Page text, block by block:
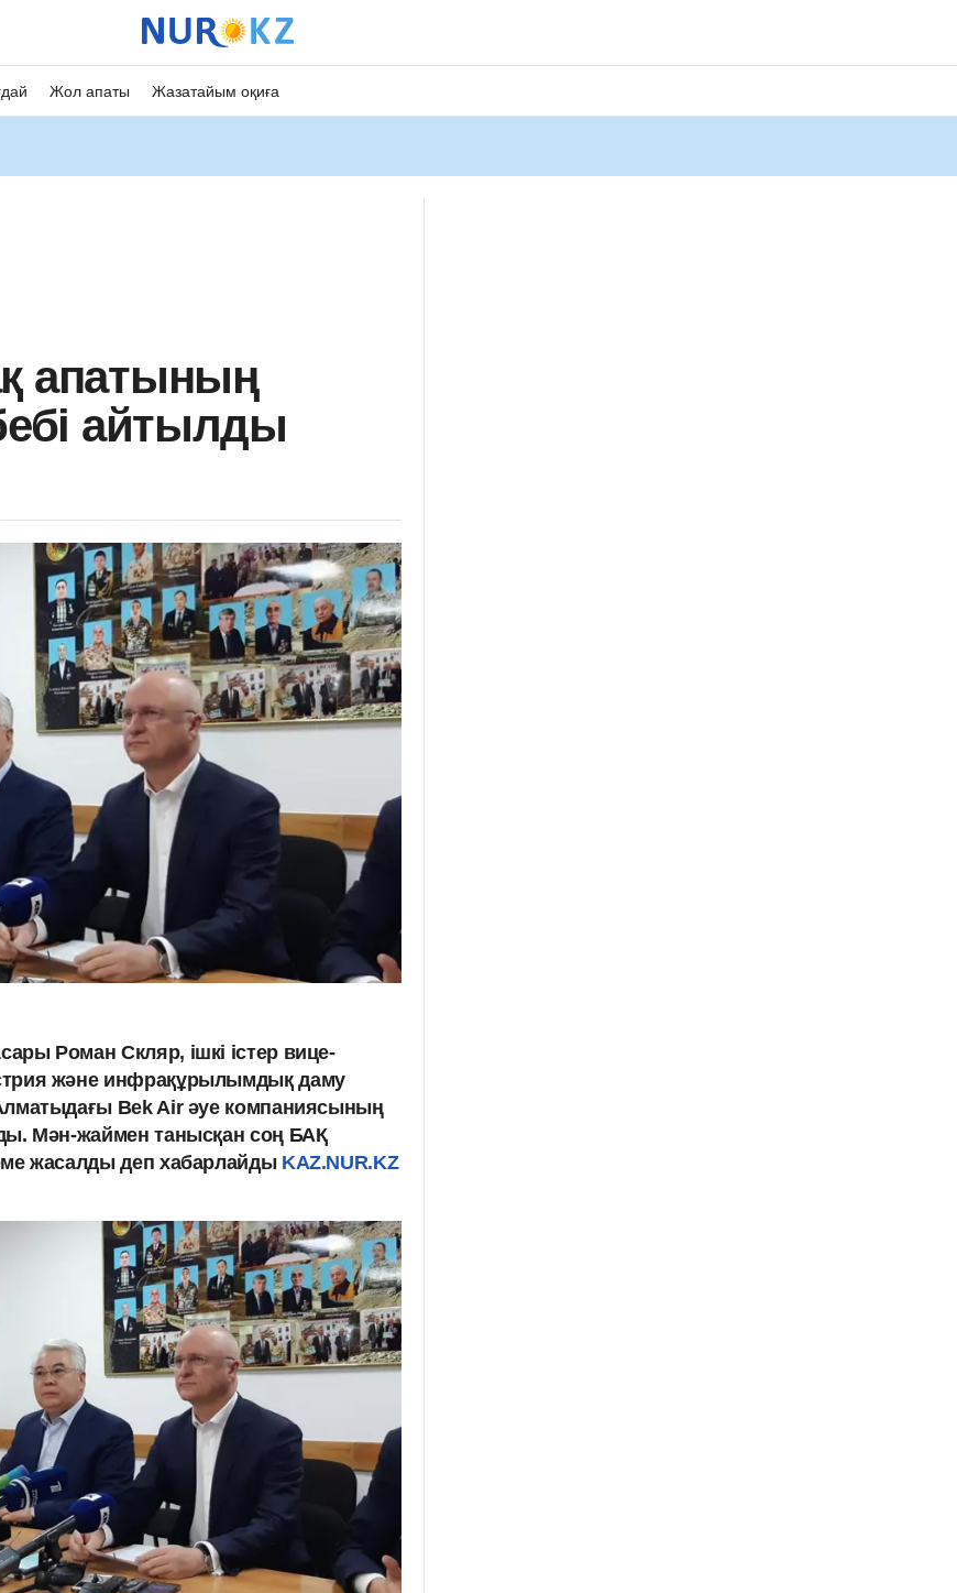
Жол апаты Жазатайым оқиға
апатының
айтылды
Роман Скляр, ішкі істер вице-
және инфрақұрылымдық даму
Bek Air әуе компаниясының
Мән-жаймен танысқан соң БАҚ
жасалды деп хабарлайды KAZ.NUR.KZ